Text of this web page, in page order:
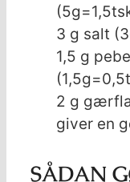
3 g salt
1,5 g
2 g
giver en
SÅDAN